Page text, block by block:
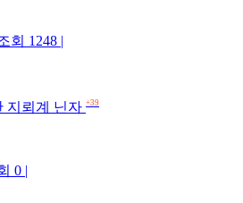
회 1248 |
지뢰계 닌자 +39
0 |